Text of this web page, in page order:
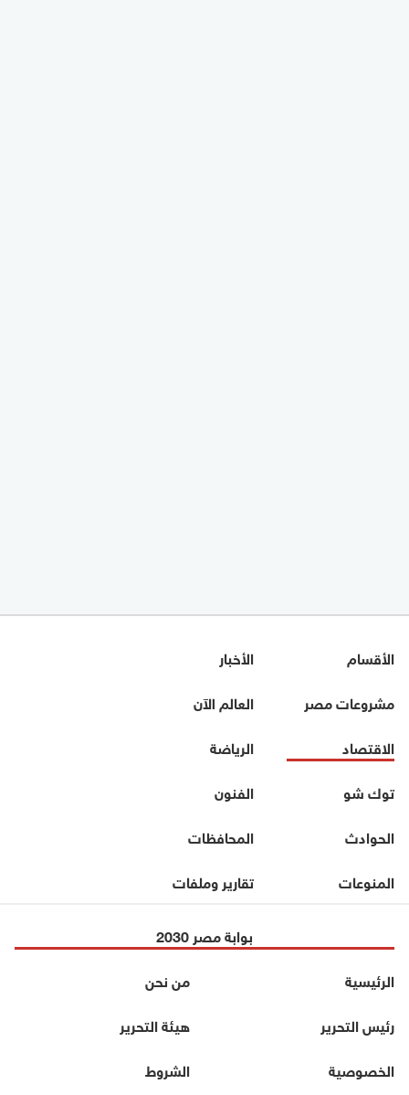
الأقسام
الأخبار
مشروعات مصر
العالم الآن
الاقتصاد
الرياضة
توك شو
الفنون
الحوادث
المحافظات
المنوعات
تقارير وملفات
بوابة مصر 2030
الرئيسية
من نحن
رئيس التحرير
هيئة التحرير
الخصوصية
الشروط